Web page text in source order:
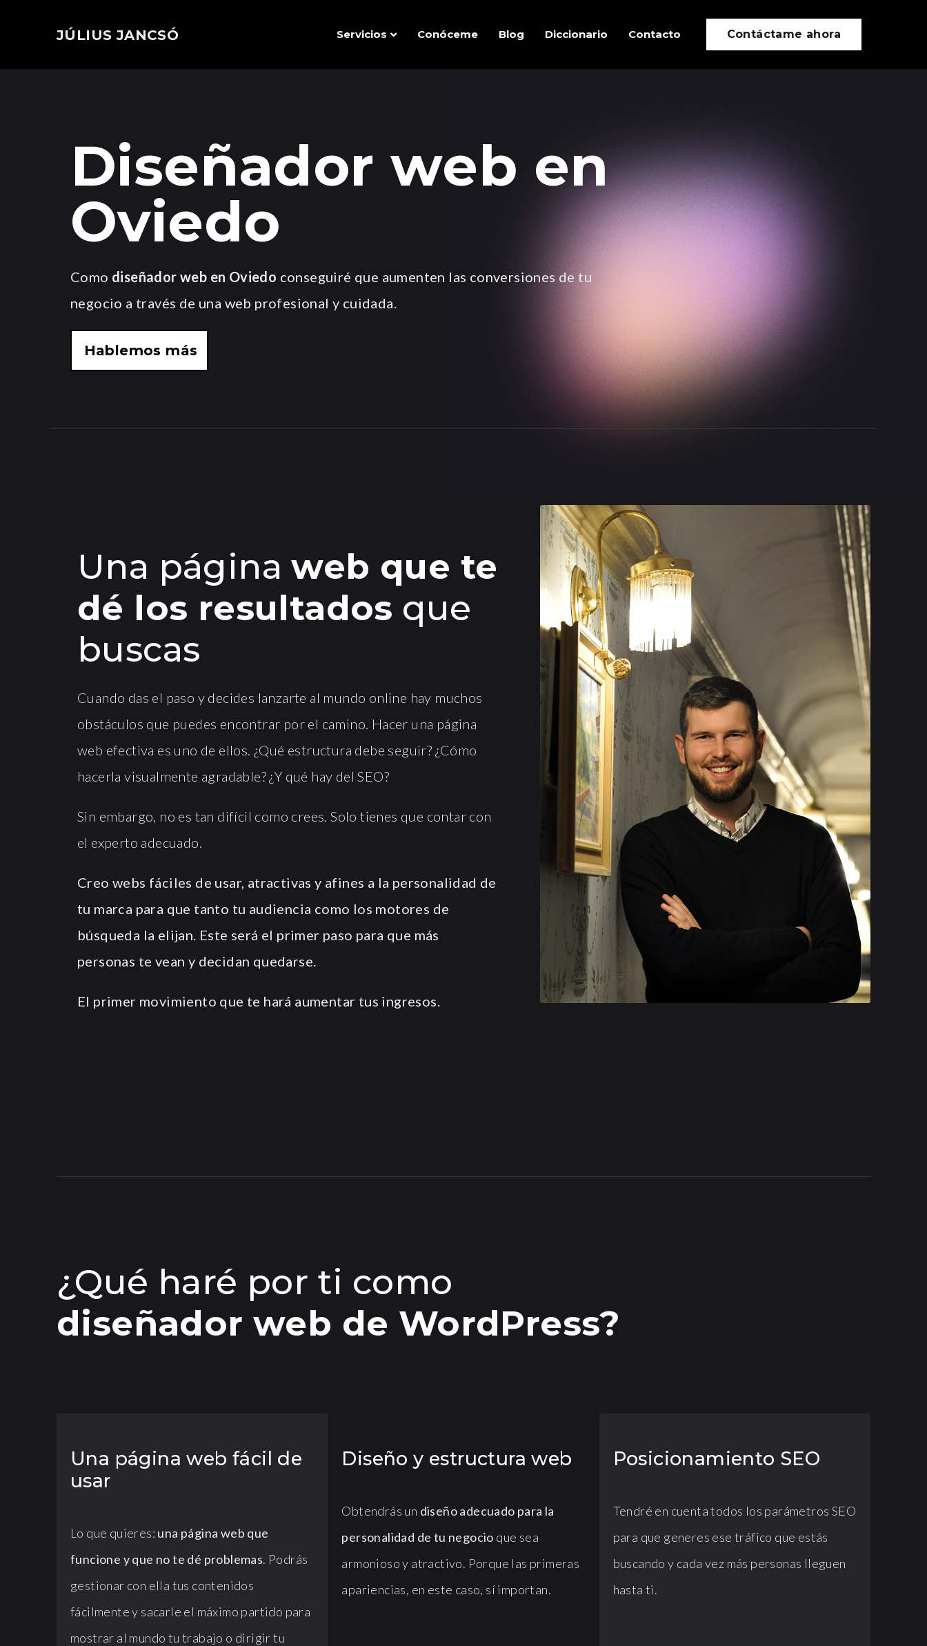
JÚLIUS JANCSÓ Servicios Conóceme Blog Diccionario Contacto Contáctame ahora
Diseñador web en
Oviedo
Como diseñador web en Oviedo conseguiré que aumenten las conversiones de tu
negocio a través de una web profesional y cuidada.
Hablemos más
Una páginaweb que te
dé los resultados que
buscas
Cuando das el paso y decides lanzarte al mundo online hay muchos
obstáculos que puedes encontrar por el camino. Hacer una página
web efectiva es uno de ellos. ¿Qué estructura debe seguir? ¿Cómo
hacerla visualmente agradable? ¿Y qué hay del SEO?
Sin embargo, no es tan difícil como crees. Solo tienes que contar con
el experto adecuado.
Creo webs fáciles de usar, atractivas y afines a la personalidad de
tu marca para que tanto tu audiencia como los motores de
búsqueda la elijan. Este será el primer paso para que más
personas te vean y decidan quedarse.
El primer movimiento que te hará aumentar tus ingresos.
¿Qué haré por ti como
diseñador web de WordPress?
Una página web fácil de
usar
Lo que quieres: una página web que
funcione y que no te dé problemas. Podrás
gestionar con ella tus contenidos
fácilmente y sacarle el máximo partido para
mostrar al mundo tu trabajo o dirigir tu
Diseño y estructura web
Obtendrás un diseño adecuado para la
personalidad de tu negocio que sea
armonioso y atractivo. Porque las primeras
apariencias, en este caso, sí importan.
Posicionamiento SEO
Tendré en cuenta todos los parámetros SEO
para que generes ese tráfico que estás
buscando y cada vez más personas lleguen
hasta ti.